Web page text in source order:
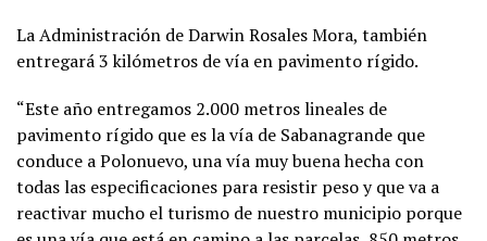
La Administración de Darwin Rosales Mora, también
entregará 3 kilómetros de vía en pavimento rígido.
“Este año entregamos 2.000 metros lineales de
pavimento rígido que es la vía de Sabanagrande que
conduce a Polonuevo, una vía muy buena hecha con
todas las especificaciones para resistir peso y que va a
reactivar mucho el turismo de nuestro municipio porque